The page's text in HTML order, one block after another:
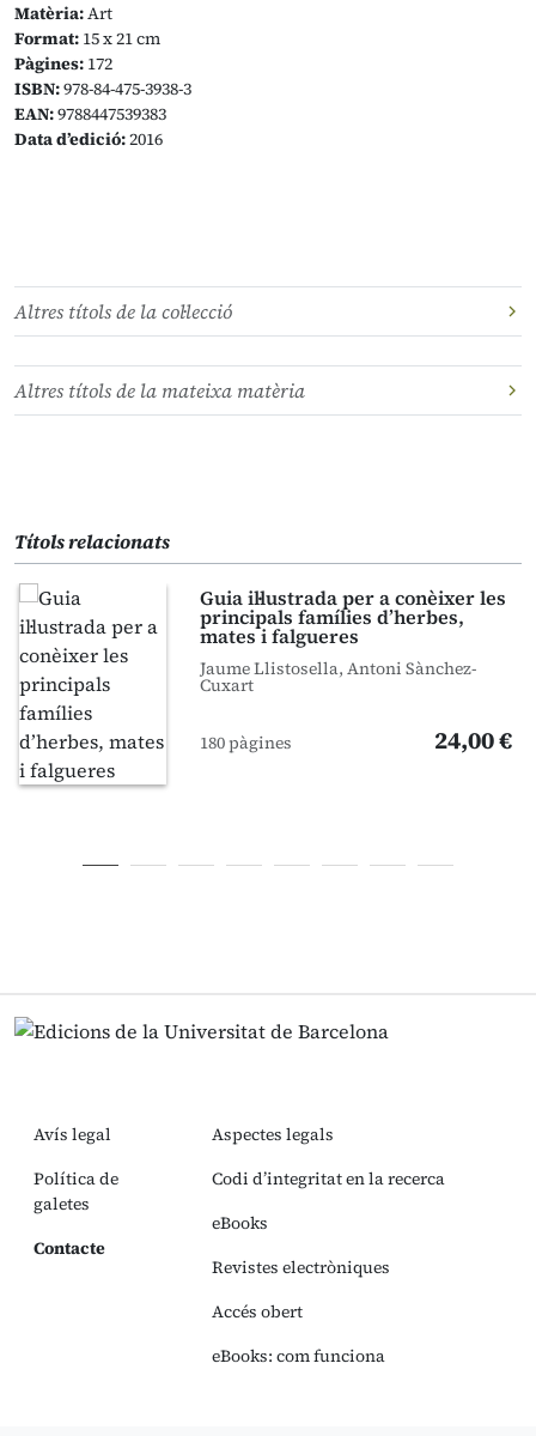
Matèria:Art
Format: 15 x 21 cm
Pàgines: 172
ISBN:978-84-475-3938-3
EAN:9788447539383
Data d’edició:2016
Altres títols de la col·lecció
Altres títols de la mateixa matèria
Títols relacionats
Guia il·lustrada per a conèixer les
principals famílies d’herbes,
mates i falgueres
Jaume Llistosella, Antoni Sànchez-
Cuxart
180 pàgines 24,00 €
Avís legal
Política de
galetes
Contacte
Aspectes legals
Codi d’integritat en la recerca
eBooks
Revistes electròniques
Accés obert
eBooks: com funciona